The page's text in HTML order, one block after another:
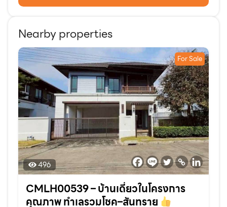
Nearby properties
For Sale
496
CMLH00539 – บ้านเดี่ยวในโครงการ
คุณภาพ ทำเลรวมโชค–สันทราย